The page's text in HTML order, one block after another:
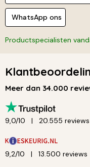
WhatsApp ons
Productspecialisten
Meer dan 34.000
9,0/10 20.555 reviews
9,2/10 13.500 reviews